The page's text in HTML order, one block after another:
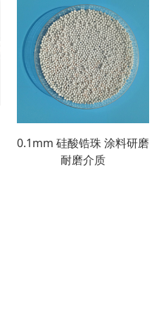
0.1mm 硅酸锆珠 涂料研磨
耐磨介质